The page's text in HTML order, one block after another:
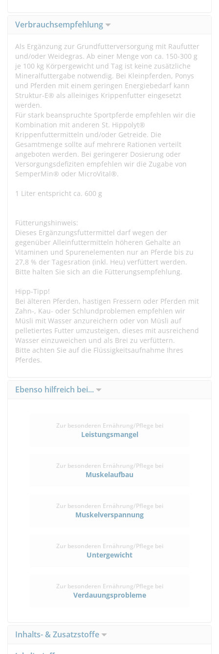
Verbrauchsempfehlung
Als Ergänzung zur Grundfutterversorgung mit Raufutter
und/oder Weidegras. Ab einer Menge von ca. 150-300 g
je 100 kg Körpergewicht und Tag ist keine zusätzliche
Mineralfuttergabe notwendig. Bei Kleinpferden, Ponys
und Pferden mit einem geringen Energiebedarf kann
Struktur-E® als alleiniges Krippenfutter eingesetzt
werden.
Für stark beanspruchte Sportpferde empfehlen wir die
Kombination mit anderen St. Hippolyt®
Krippenfuttermitteln und/oder Getreide. Die
Gesamtmenge sollte auf mehrere Rationen verteilt
angeboten werden. Bei geringerer Dosierung oder
Versorgungsdefiziten empfehlen wir die Zugabe von
SemperMin® oder MicroVital®.
1 Liter entspricht ca. 600 g
Fütterungshinweis:
Dieses Ergänzungsfuttermittel darf wegen der
gegenüber Alleinfuttermitteln höheren Gehalte an
Vitaminen und Spurenelementen nur an Pferde bis zu
27,8 % der Tagesration (inkl. Heu) verfüttert werden.
Bitte halten Sie sich an die Fütterungsempfehlung.
Hipp-Tipp!
Bei älteren Pferden, hastigen Fressern oder Pferden mit
Zahn-, Kau- oder Schlundproblemen empfehlen wir
Müsli mit Wasser anzureichern oder von Müsli auf
pelletiertes Futter umzusteigen, dieses mit ausreichend
Wasser einzuweichen und als Brei zu verfüttern.
Bitte achten Sie auf die Flüssigkeitsaufnahme Ihres
Pferdes.
Ebenso hilfreich bei...
Zur besonderen Ernährung/Pflege bei
Leistungsmangel
Zur besonderen Ernährung/Pflege bei
Muskelaufbau
Zur besonderen Ernährung/Pflege bei
Muskelverspannung
Zur besonderen Ernährung/Pflege bei
Untergewicht
Zur besonderen Ernährung/Pflege bei
Verdauungsprobleme
Inhalts- & Zusatzstoffe